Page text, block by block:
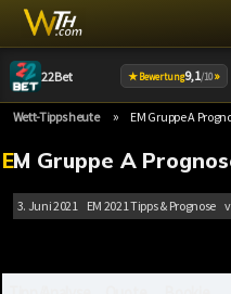
22Bet ★Bewertung9,1/10»
Wett-Tipps heute » EM Gruppe A
EM Gruppe A
3. Juni 2021 EM 2021 Tipps & Prognose